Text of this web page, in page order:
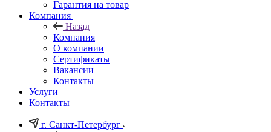
Гарантия на товар
Компания
Назад
Компания
О компании
Сертификаты
Вакансии
Контакты
Услуги
Контакты
г. Санкт-Петербург